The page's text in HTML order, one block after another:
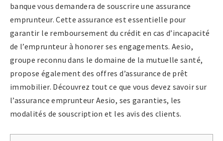
banque vous demandera de souscrire une assurance
emprunteur. Cette assurance est essentielle pour
garantir le remboursement du crédit en cas d’incapacité
de l’emprunteur à honorer ses engagements. Aesio,
groupe reconnu dans le domaine de la mutuelle santé,
propose également des offres d’assurance de prêt
immobilier. Découvrez tout ce que vous devez savoir sur
l’assurance emprunteur Aesio, ses garanties, les
modalités de souscription et les avis des clients.